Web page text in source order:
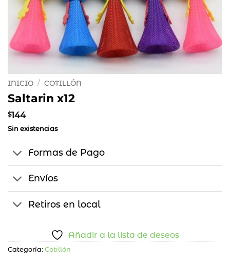
INICIO / COTILLÓN
Saltarin x12
$144
Sin existencias
Formas de Pago
Envíos
Retiros en local
Añadir a la lista de deseos
Categoría: Cotillón